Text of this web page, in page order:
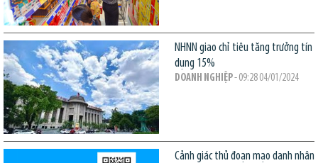
NHNN giao chỉ tiêu tăng trưởng tín
dụng 15%
DOANH NGHIỆP- 09:28 04/01/2024
Cảnh giác thủ đoạn mạo danh nhân